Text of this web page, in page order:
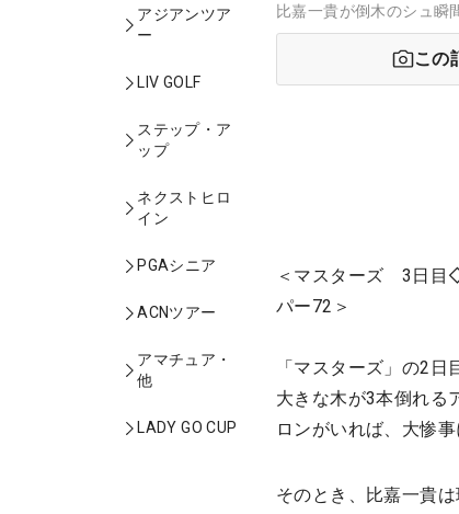
アジアンツア
ー
LIV GOLF
ステップ・ア
ップ
ネクストヒロ
イン
PGAシニア
ACNツアー
アマチュア・
他
LADY GO CUP
比嘉一貴が倒木のシュ瞬
この
＜マスターズ 3日目
パー72＞
「マスターズ」の2
大きな木が3本倒れる
ロンがいれば、大惨
そのとき、比嘉一貴